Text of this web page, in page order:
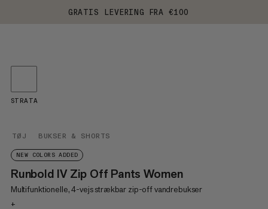
GRATIS LEVERING FRA €100
TØJ BUKSER & SHORTS
NEW COLORS ADDED
Runbold IV Zip Off Pants Women
Multifunktionelle, 4-vejs strækbar zip-off vandrebukser
+
STRATA